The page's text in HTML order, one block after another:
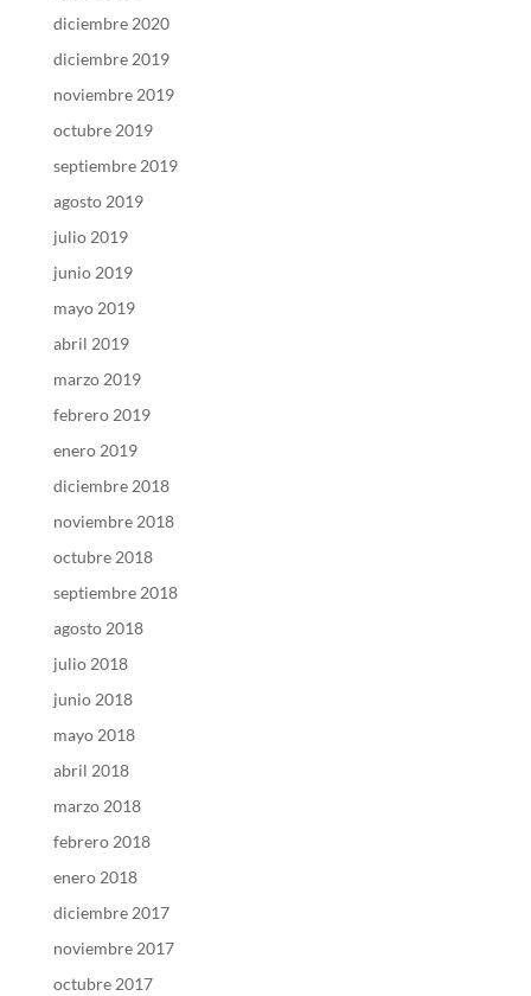
diciembre 2020
diciembre 2019
noviembre 2019
octubre 2019
septiembre 2019
agosto 2019
julio 2019
junio 2019
mayo 2019
abril 2019
marzo 2019
febrero 2019
enero 2019
diciembre 2018
noviembre 2018
octubre 2018
septiembre 2018
agosto 2018
julio 2018
junio 2018
mayo 2018
abril 2018
marzo 2018
febrero 2018
enero 2018
diciembre 2017
noviembre 2017
octubre 2017